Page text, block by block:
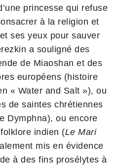
princesse qui refuse
à la religion et
ses yeux pour sauver
a souligné des
de Miaoshan et des
européens (histoire
« Water and Salt »), ou
de saintes chrétiennes
Dymphna), ou encore
indien (Le Mari
mis en évidence
à des fins prosélytes à